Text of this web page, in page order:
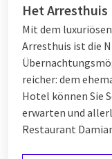
Het Arresthuis
Mit dem
Arresthuis ist die
reicher: dem
Hotel können Sie
erwarten und
Restaurant